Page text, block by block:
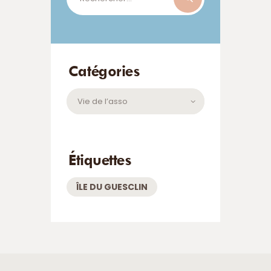
Catégories
Catégories
Étiquettes
ÎLE DU GUESCLIN